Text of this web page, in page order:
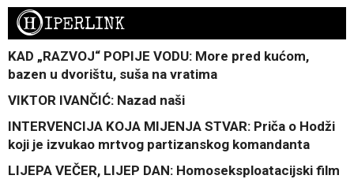
HIPERLINK
KAD „RAZVOJ“ POPIJE VODU: More pred kućom,
bazen u dvorištu, suša na vratima
VIKTOR IVANČIĆ: Nazad naši
INTERVENCIJA KOJA MIJENJA STVAR: Priča o Hodži
koji je izvukao mrtvog partizanskog komandanta
LIJEPA VEČER, LIJEP DAN: Homoseksploatacijski film